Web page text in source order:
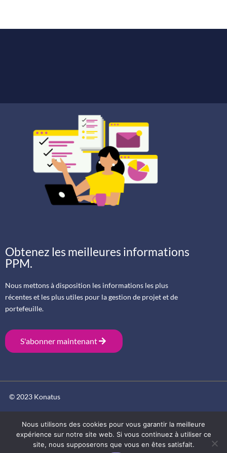
Obtenez les meilleures informations
PPM.
Nous mettons à disposition les informations les plus
récentes et les plus utiles pour la gestion de projet et de
portefeuille.
S'abonner maintenant
© 2023 Konatus
Nous utilisons des cookies pour vous garantir la meilleure
expérience sur notre site web. Si vous continuez à utiliser ce
site, nous supposerons que vous en êtes satisfait.